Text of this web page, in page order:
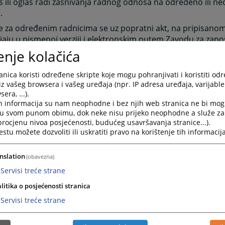
za određenim radnicima se uz popratni akt, na
u pismenoj verziji i elektronskim putem Zavodu za
Srpske-Filijala Banja Luka.
konkurs ili javni oglas se objavljuju javno putem dnevnih
za zasnivanje radnog odnosa za radnike propisani su
službenicima (Sl.gl.RS br.118/08), a koji se primjenjuje i
55. Zakona o sudovima Republike Srpske (Sl.gl.RS
nije drugačije određeno.
za kandidata su:
Republike Srpske ili BiH,
od 18 godina,
opštu zdravstvenu sposobnost,
osuđivan za krivično djelo na bezuslovnu kaznu zatvora
ili za krivično djelo koje ga čini nepodobnim za obavljanje
i druge uslove utvrđene zakonom, drugim propisima
organizaciji i sistematizaciji radnih mjesta u sudu
kolačića
koristi određene skripte koje mogu pohranjivati i koristiti
vašeg browsera i vašeg uređaja (npr. IP adresa uređaja,
...).
informacija su nam neophodne i bez njih web stranica ne bi
svom punom obimu, dok neke nisu prijeko neophodne a služe
nivoa posjećenosti, budućeg usavršavanja stranice...).
možete dozvoliti ili uskratiti pravo na korištenje tih
(obavezna)
Servisi treće strane
o posjećenosti stranica
Servisi treće strane